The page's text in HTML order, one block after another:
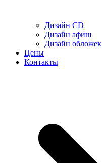
Дизайн CD
Дизайн афиш
Дизайн обложек
Цены
Контакты